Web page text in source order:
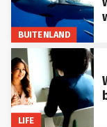
BUITENLAND
LIFE